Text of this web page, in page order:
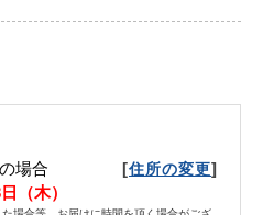
場合 [住所の変更]
（木）